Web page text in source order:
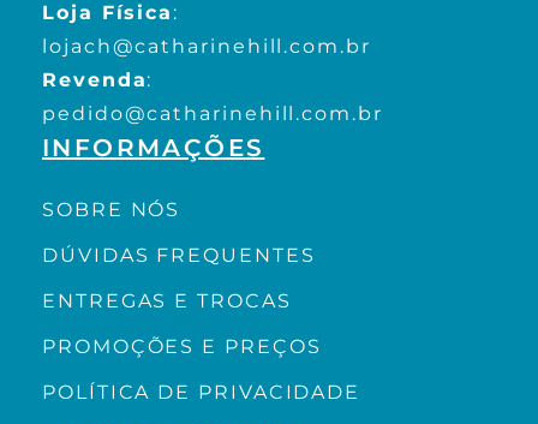
Loja Física :
lojach@catharinehill.com.br
Revenda:
pedido@catharinehill.com.br
INFORMAÇÕES
SOBRE NÓS
DÚVIDAS FREQUENTES
ENTREGAS E TROCAS
PROMOÇÕES E PREÇOS
POLÍTICA DE PRIVACIDADE